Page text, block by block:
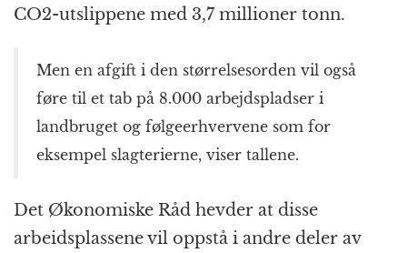
CO2-utslippene med 3,7 millioner tonn.
Men en afgift i den størrelsesorden vil også
føre til et tab på 8.000 arbejdspladser i
landbruget og følgeerhvervene som for
eksempel slagterierne, viser tallene.
Det Økonomiske Råd hevder at disse
arbeidsplassene vil oppstå i andre deler av